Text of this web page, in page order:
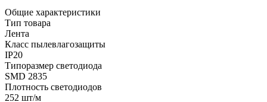
Общие характеристики
Тип товара
Лента
Класс пылевлагозащиты
IP20
Типоразмер светодиода
SMD 2835
Плотность светодиодов
252 шт/м